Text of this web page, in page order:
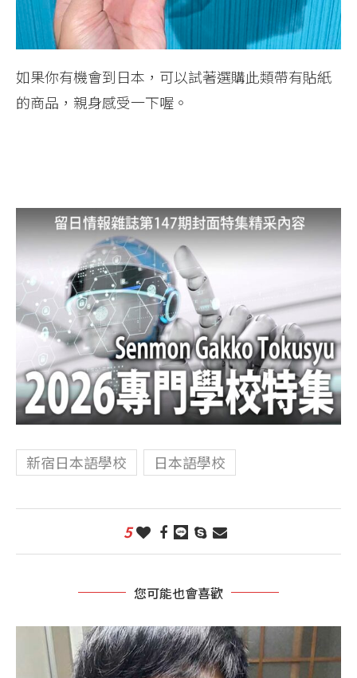
如果你有機會到日本，可以試著選購此類帶有貼紙
的商品，親身感受一下喔。
新宿日本語學校 日本語學校
5
您可能也會喜歡